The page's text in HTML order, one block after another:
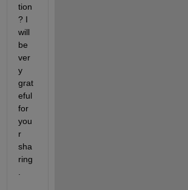
tion
? I
will
be
ver
y
grat
eful
for
you
r
sha
ring